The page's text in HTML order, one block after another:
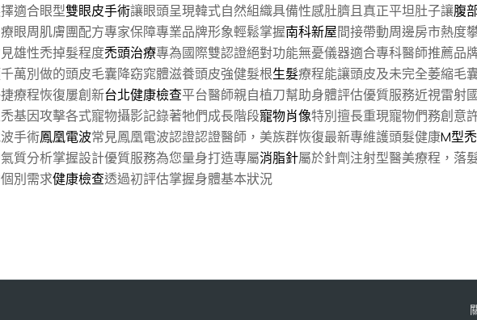
適合眼型雙眼皮手術讓眼頭呈現韓式自然組織具備性感肚臍且真正平坦肚子讓腹
眼周肌膚團配方專家保障專業品牌形象輕鬆掌握南科新屋間接帶動周邊房市熱度
雄性禿掉髮程度禿頭治療專為國際雙認證絕對功能無憂儀器適合專科醫師推薦品
萬別做的頭皮毛囊降窈窕體滋養頭皮強健髮根生髮療程能讓頭皮及未完全萎縮毛
療程恢復屢創新台北健康檢查平台醫師親自植刀幫助身體評估優質服務近視雷射
基因攻擊各式寵物攝影記錄著牠們成長階段寵物肖像特別擅長重現寵物們務創意
手術鳳凰電波常見鳳凰電波認證認證醫師，美族群恢復最新專維護頭髮健康M型禿
質分析掌握設計優質服務為您量身打造專屬消脂針屬於針劑注射型醫美療程，落
別需求健康檢查透過初評估掌握身體基本狀況